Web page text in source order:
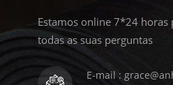
Estamos online 7*24 horas
todas as suas perguntas
E-mail :